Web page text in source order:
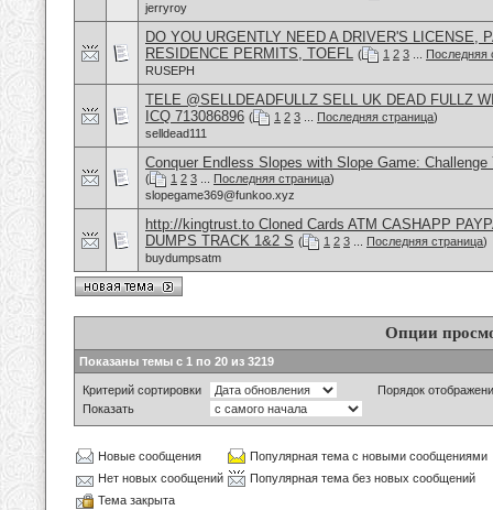
jerryroy
DO YOU URGENTLY NEED A DRIVER'S LICENSE,
RESIDENCE PERMITS, TOEFL ( 1 2 3
Последняя
RUSEPH
TELE @SELLDEADFULLZ SELL UK DEAD FULLZ
ICQ 713086896 ( 1 2 3 Последняя страница)
selldead111
Conquer Endless Slopes with Slope Game:
( 1 2 3 Последняя страница)
slopegame369@funkoo.xyz
http://kingtrust.to Cloned Cards ATM CASHAPP
DUMPS TRACK 1&2 S ( 1 2 3 Последняя страница)
buydumpsatm
Опции
Показаны темы с 1 по 20 из 3219
Критерий сортировки
Порядок
Показать
Новые сообщения
Популярная тема с новыми сообщениями
Нет новых сообщений
Популярная тема без новых сообщений
Тема закрыта